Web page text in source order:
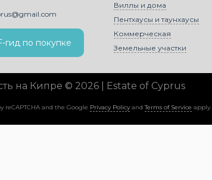
гид по покупке
Виллы и дома
Пентхаусы и таунхаусы
Коммерческая
Земельные участки
на Кипре © 2026 | Estate of Cyprus
reCAPTCHA and the Google Privacy PolicyandTerms of Service apply.